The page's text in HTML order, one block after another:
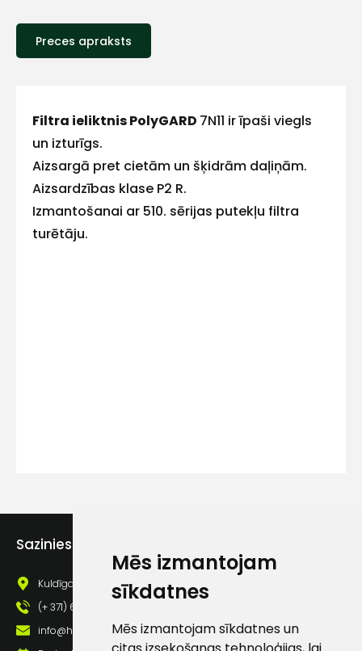
Mēs izmantojam
sīkdatnes
Mēs izmantojam sīkdatnes un
Preces apraksts
Filtra ieliktnis PolyGARD 7N11 ir īpaši viegls
un izturīgs.
Aizsargā pret cietām un šķidrām daļiņām.
Aizsardzības klase P2 R.
Izmantošanai ar 510. sērijas putekļu filtra
turētāju.
Sazinies ar mums
Kuldīgas iela 69a, Saldus, Saldus nov., LV - 3801
(+ 371) 63 881 186
info@hards.lv
lietošanas noteikumiem